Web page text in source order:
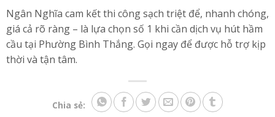
Ngân Nghĩa cam kết thi công sạch triệt để, nhanh chóng,
giá cả rõ ràng – là lựa chọn số 1 khi cần dịch vụ hút hầm
cầu tại Phường Bình Thắng. Gọi ngay để được hỗ trợ kịp
thời và tận tâm.
Chia sẻ: